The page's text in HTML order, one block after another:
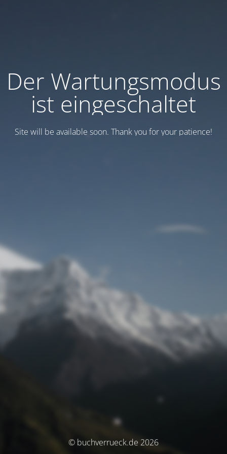
Der Wartungsmodus
ist eingeschaltet
Site will be available soon. Thank you for your patience!
© buchverrueck.de 2026